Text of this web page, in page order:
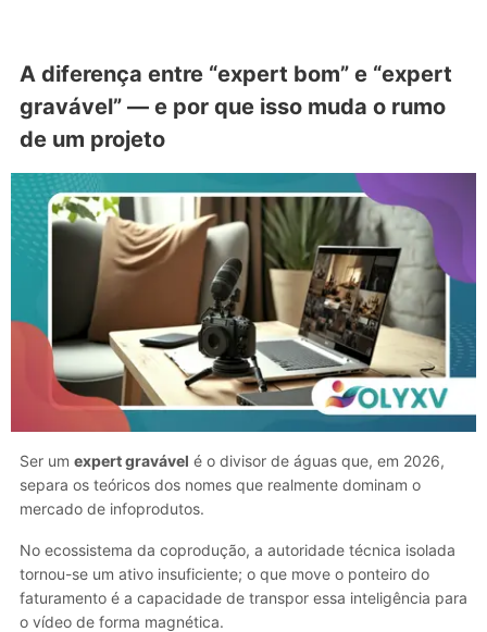
A diferença entre “expert bom” e “expert
gravável” — e por que isso muda o rumo
de um projeto
Ser um expert gravável é o divisor de águas que, em 2026,
separa os teóricos dos nomes que realmente dominam o
mercado de infoprodutos.
No ecossistema da coprodução, a autoridade técnica isolada
tornou-se um ativo insuficiente; o que move o ponteiro do
faturamento é a capacidade de transpor essa inteligência para
o vídeo de forma magnética.